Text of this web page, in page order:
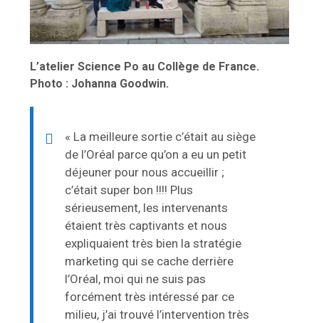
L’atelier Science Po au Collège de France.
Photo : Johanna Goodwin.
« La meilleure sortie c’était au siège
de l’Oréal parce qu’on a eu un petit
déjeuner pour nous accueillir ;
c’était super bon !!!! Plus
sérieusement, les intervenants
étaient très captivants et nous
expliquaient très bien la stratégie
marketing qui se cache derrière
l’Oréal, moi qui ne suis pas
forcément très intéressé par ce
milieu, j’ai trouvé l’intervention très